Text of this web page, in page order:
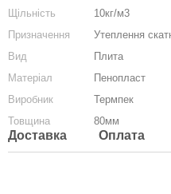
Щільність
10кг/м3
Призначення
Утеплення
Вид
Плита
Матеріал
Пенопласт
Виробник
Термпек
Товщина
80мм
Доставка Оплата